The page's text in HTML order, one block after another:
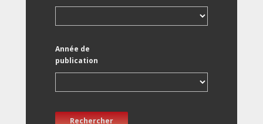
Année de
publication
Rechercher